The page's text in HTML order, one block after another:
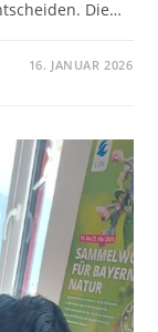
Die…
16. JANUAR 2026